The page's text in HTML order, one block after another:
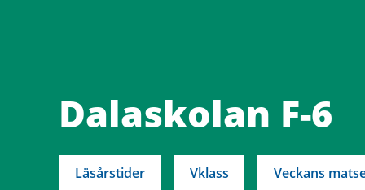
Dalaskolan F-6
Läsårstider Vklass Veckans